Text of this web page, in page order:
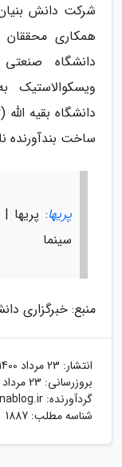
شرکت دانش
همکاری محققان
دانشگاه
ویسکوالاستیک
دانشگاه بقیه
ساخت بندآورنده
پریها: پریها
سینما
منبع: خبرگزاری
انتشار: 23 مرداد 1400
بروزرسانی: 23 مرداد 1400
گردآورنده:
شناسه مطلب: 1887